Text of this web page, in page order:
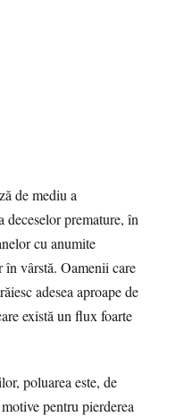
de mediu a
premature, în
cu anumite
în vârstă. Oamenii care
adesea aproape de
există un flux foarte
poluarea este, de
pentru pierderea